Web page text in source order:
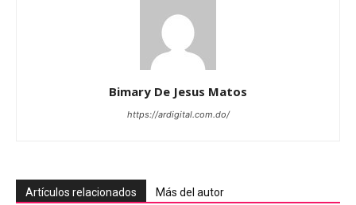
Bimary De Jesus Matos
https://ardigital.com.do/
Artículos relacionados Más del autor